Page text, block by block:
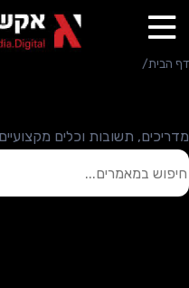
דף הבית/
מדריכים, תשובות וכלים
חיפוש במאמרים